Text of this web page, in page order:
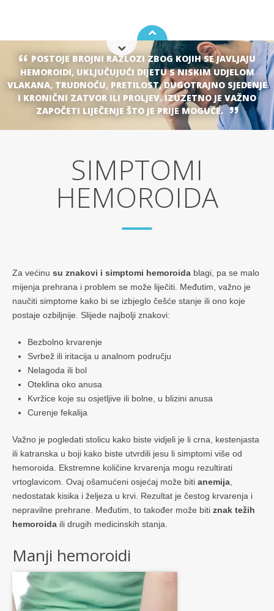
POSTOJE BROJNI RAZLOZI ZBOG KOJIH SE JAVLJAJU
HEMOROIDI, UKLJUČUJUĆI DIJETU S NISKIM UDJELOM
VLAKANA, TRUDNOĆU, PRETILOST, DUGOTRAJNO SJEDENJE
I KRONIČNI ZATVOR ILI PROLJEV. IZUZETNO JE VAŽNO
ZAPOČETI LIJEČENJE ŠTO JE PRIJE MOGUĆE.
SIMPTOMI
HEMOROIDA
Za većinu su znakovi i simptomi hemoroida blagi, pa se malo
mijenja prehrana i problem se može liječiti. Međutim, važno je
naučiti simptome kako bi se izbjeglo češće stanje ili ono koje
postaje ozbiljnije. Slijede najbolji znakovi:
Bezbolno krvarenje
Svrbež ili iritacija u analnom području
Nelagoda ili bol
Oteklina oko anusa
Kvržice koje su osjetljive ili bolne, u blizini anusa
Curenje fekalija
Važno je pogledati stolicu kako biste vidjeli je li crna, kestenjasta
ili katranska u boji kako biste utvrdili jesu li simptomi više od
hemoroida. Ekstremne količine krvarenja mogu rezultirati
vrtoglavicom. Ovaj ošamućeni osjećaj može biti anemija
nedostatak kisika i željeza u krvi. Rezultat je čestog krvarenja i
nepravilne prehrane. Međutim, to također može biti znak težih
hemoroida ili drugih medicinskih stanja.
Manji hemoroidi